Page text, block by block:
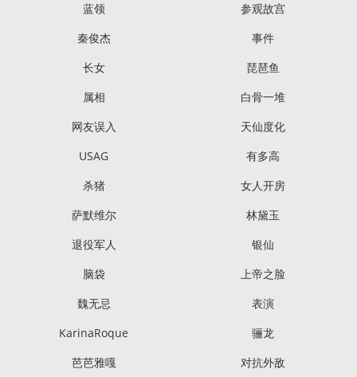
蓝领
参观故宫
秦俊杰
事件
长女
琵琶鱼
属相
白骨一堆
网友误入
天仙度化
USAG
有多高
杀猪
女人开房
萨默维尔
林黛玉
退役军人
银仙
脑袋
上帝之脸
魏无忌
表演
KarinaRoque
骊龙
芭芭雅嘎
对抗外敌